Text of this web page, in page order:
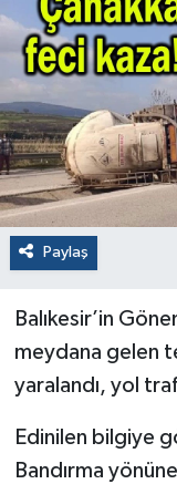
Paylaş
Balıkesir’in
meydana gelen
yaralandı, yol
Edinilen bilgiye
Bandırma
Sağlık